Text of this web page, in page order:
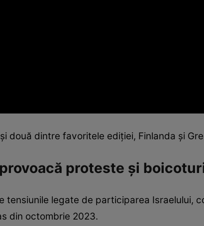
două dintre favoritele ediției, Finlanda și
proteste și
tensiunile legate de participarea Israelului,
din octombrie 2023.